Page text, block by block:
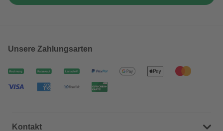
Unsere Zahlungsarten
Kontakt